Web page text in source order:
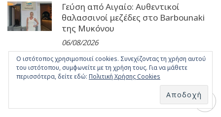
Γεύση από Αιγαίο: Αυθεντικοί
θαλασσινοί μεζέδες στο Barbounaki
της Μυκόνου
06/08/2026
Ο ιστότοπος χρησιμοποιεί cookies. Συνεχίζοντας τη χρήση αυτού
του ιστότοπου, συμφωνείτε με τη χρήση τους. Για να μάθετε
περισσότερα, δείτε εδώ: Πολιτική Χρήσης Cookies